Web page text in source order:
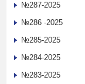
№287-2025
№286 -2025
№285-2025
№284-2025
№283-2025